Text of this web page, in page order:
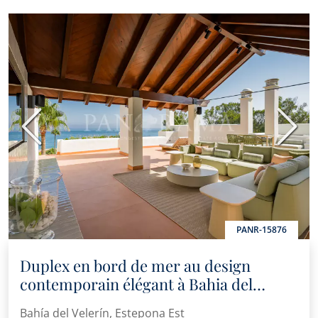
sur certains types de propriétés, de nouvelles bonnes affaires
à saisir, de nouvelles propriétés sur le marché, et Panorama
vous les proposera par email ou d'autres plateformes de
communication..
PANR-15876
Précédent
Duplex en bord de mer au design
contemporain élégant à Bahia del
Bahía del Velerín, Estepona Est